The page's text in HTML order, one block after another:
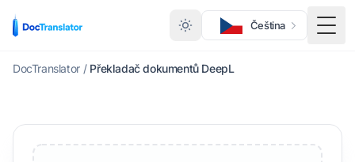
Čeština
DocTranslator / Překladač dokumentů DeepL